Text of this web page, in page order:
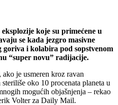
koje su primećene u
se kada jezgro masivne
goriva i kolabira pod sopstvenom
“super novu” radijacije.
je usmeren kroz ravan
oko 10 procenata planeta u
mogućih objašnjenja – rekao
Volter za Daily Mail.